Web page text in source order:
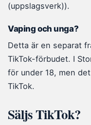
(uppslagsverk)).
Vaping och unga?
Detta är en separat
TikTok-förbudet. I
för under 18, men
TikTok.
Säljs TikTok?